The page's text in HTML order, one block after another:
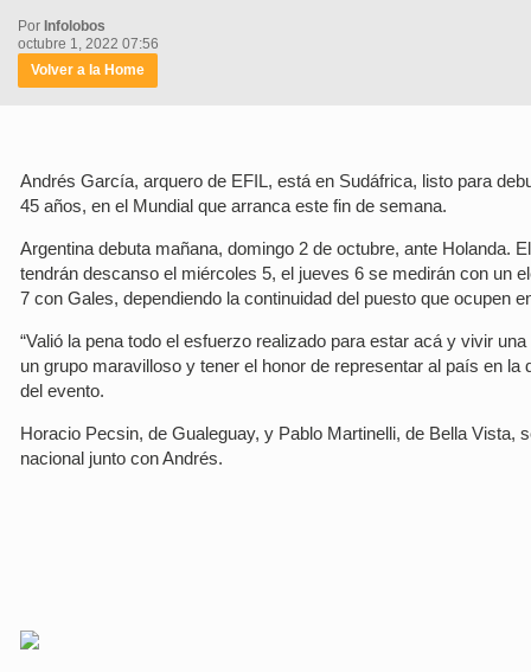
Por Infolobos
octubre 1, 2022 07:56
Volver a la Home
Andrés García, arquero de EFIL, está en Sudáfrica, listo para
45 años, en el Mundial que arranca este fin de semana.
Argentina debuta mañana, domingo 2 de octubre, ante Holanda.
tendrán descanso el miércoles 5, el jueves 6 se medirán con un
7 con Gales, dependiendo la continuidad del puesto que ocupen
“Valió la pena todo el esfuerzo realizado para estar acá y vivir
un grupo maravilloso y tener el honor de representar al país en
del evento.
Horacio Pecsin, de Gualeguay, y Pablo Martinelli, de Bella
nacional junto con Andrés.